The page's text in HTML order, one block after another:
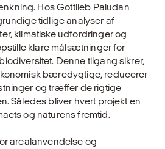
Hos Gottlieb Paludan
tidlige analyser af
klimatiske udfordringer og
klare målsætninger for
Denne tilgang sikrer,
bæredygtige, reducerer
og træffer de rigtige
Således bliver hvert projekt en
og naturens fremtid.
arealanvendelse og